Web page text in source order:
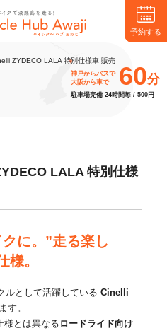
ZYDECO LALA 特別仕様車 販売
神戸からバスで
大阪から車で
60分
駐車場完備 24時間毎 / 500円
LALA 特別仕様
に。”走る楽し
様。
ルとして活躍している Cinelli
す。
様とは異なる ロードライド向け
予約する